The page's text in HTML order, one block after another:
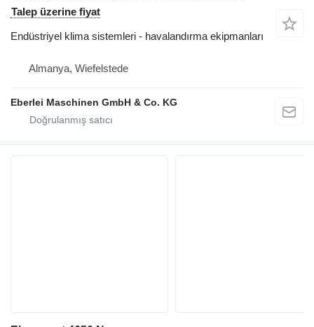
Talep üzerine fiyat
Endüstriyel klima sistemleri - havalandırma ekipmanları
Almanya, Wiefelstede
Eberlei Maschinen GmbH & Co. KG